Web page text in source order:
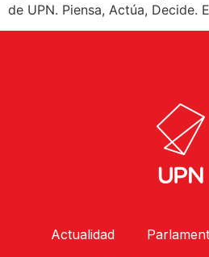
de UPN. Piensa, Actúa, Decide.
Actualidad